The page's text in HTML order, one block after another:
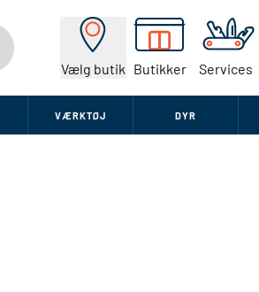
Vælg butik Butikker Services
VÆRKTØJ DYR